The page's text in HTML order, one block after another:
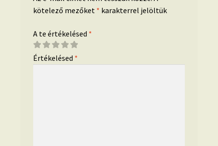
kötelező mezőket * karakterrel jelöltük
A te értékelésed *
Értékelésed *